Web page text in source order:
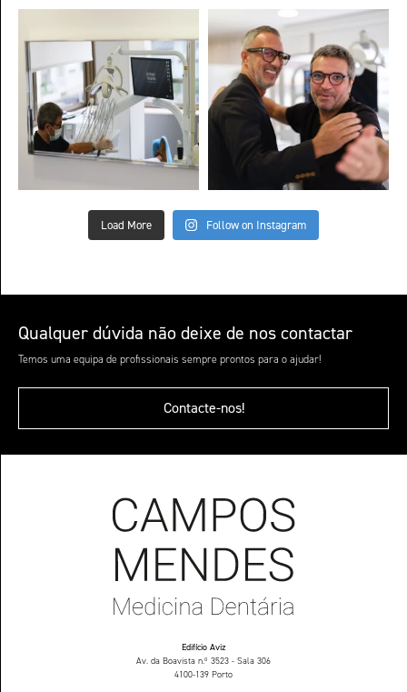
Load More Follow on Instagram
Qualquer dúvida não deixe de nos contactar
Temos uma equipa de profissionais sempre prontos para o ajudar!
Contacte-nos!
Edifício Aviz
Av. da Boavista n.º 3523 - Sala 306
4100-139 Porto